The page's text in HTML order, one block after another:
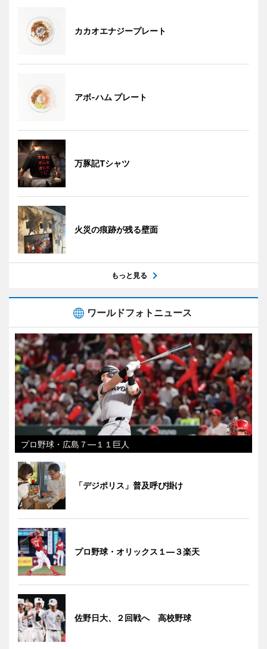
カカオエナジープレート
アボ-ハム プレート
万豚記Tシャツ
火災の痕跡が残る壁面
もっと見る
ワールドフォトニュース
プロ野球・広島７―１１巨人
「デジポリス」普及呼び掛け
プロ野球・オリックス１―３楽天
佐野日大、２回戦へ 高校野球